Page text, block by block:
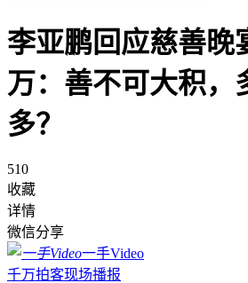
李亚鹏回应慈善晚
万：善不可大积，
多？
510
收藏
详情
微信分享
一手Video
千万拍客现场播报